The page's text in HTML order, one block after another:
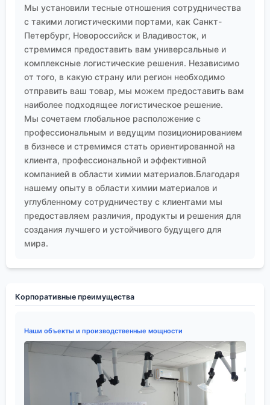
Мы установили тесные отношения сотрудничества
с такими логистическими портами, как Санкт-
Петербург, Новороссийск и Владивосток, и
стремимся предоставить вам универсальные и
комплексные логистические решения. Независимо
от того, в какую страну или регион необходимо
отправить ваш товар, мы можем предоставить вам
наиболее подходящее логистическое решение.
Мы сочетаем глобальное расположение с
профессиональным и ведущим позиционированием
в бизнесе и стремимся стать ориентированной на
клиента, профессиональной и эффективной
компанией в области химии материалов.Благодаря
нашему опыту в области химии материалов и
углубленному сотрудничеству с клиентами мы
предоставляем различия, продукты и решения для
создания лучшего и устойчивого будущего для
мира.
Корпоративные преимущества
Наши объекты и производственные мощности